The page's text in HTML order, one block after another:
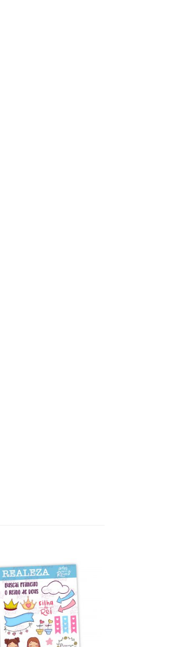
Adicionar
a lista de
desejos